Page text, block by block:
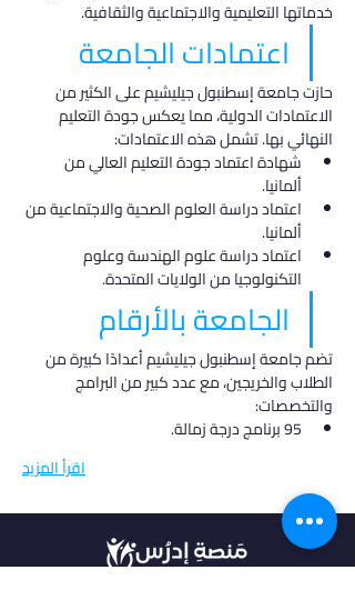
خدماتها التعليمية والاجتماعية والثقافية.
اعتمادات الجامعة
حازت جامعة إسطنبول جيليشيم على الكثير من
الاعتمادات الدولية، مما يعكس جودة التعليم
النهائي بها. تشمل هذه الاعتمادات:
شهادة اعتماد جودة التعليم العالي من
ألمانيا.
اعتماد دراسة العلوم الصحية والاجتماعية من
ألمانيا.
اعتماد دراسة علوم الهندسة وعلوم
التكنولوجيا من الولايات المتحدة.
الجامعة بالأرقام
تضم جامعة إسطنبول جيليشيم أعدادًا كبيرة من
الطلاب والخريجين، مع عدد كبير من البرامج
والتخصصات:
95 برنامج درجة زمالة.
اقرأ المزيد